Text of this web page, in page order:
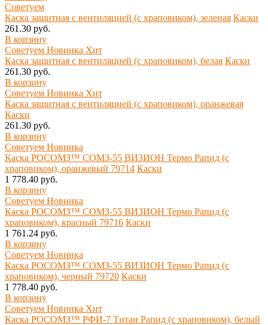
Советуем
Каска защитная с вентиляцией (с храповиком), зеленая Каски
261.30 руб.
В корзину
Советуем Новинка Хит
Каска защитная с вентиляцией (с храповиком), белая Каски
261.30 руб.
В корзину
Советуем Новинка Хит
Каска защитная с вентиляцией (с храповиком), оранжевая
Каски
261.30 руб.
В корзину
Советуем Новинка
Каска РОСОМЗ™ СОМЗ-55 ВИЗИОН Термо Рапид (с
храповиком), оранжевый 79714 Каски
1 778.40 руб.
В корзину
Советуем Новинка
Каска РОСОМЗ™ СОМЗ-55 ВИЗИОН Термо Рапид (с
храповиком), красный 79716 Каски
1 761.24 руб.
В корзину
Советуем Новинка
Каска РОСОМЗ™ СОМЗ-55 ВИЗИОН Термо Рапид (с
храповиком), черный 79720 Каски
1 778.40 руб.
В корзину
Советуем Новинка Хит
Каска РОСОМЗ™ РФИ-7 Титан Рапид (с храповиком), белый